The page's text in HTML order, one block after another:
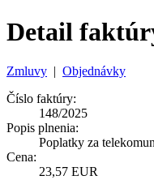
Detail
Zmluvy | Objednávky
Číslo faktúry:
148/2025
Popis plnenia:
Poplatky za
Cena:
23,57 EUR